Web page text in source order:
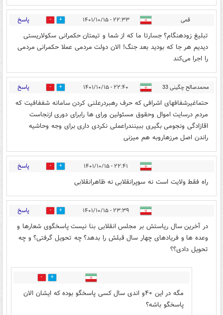
قمی ۲۲:۳۳ - ۱۴۰۱/۱۰/۱۵ 19 پاسخ
تبلیغ زودهنگام؟ جسارتا ما که از شما و تیمتان حکمرانی سکولاریستی
دیدیم هر جا که بودید بعد جنگ‌! الان دولت مردمی عملا حکمرانی مردمی
را اجرا می‌کند
محمدصالح چگینی 33 ۲۲:۴۰ - ۱۴۰۱/۱۰/۱۵ 8 پاسخ
حتماغیرشفافهای اشرافی که حرف رهبردرعلنی کردن سامانه شففافیت که
مردم درسایت اموال وحقوق مسئولین ورای ها رابرای دوری ازنجاست
اقازادگی ونجومی بگیری ببینندراعملی نکردی داری برای وجه وحاشیه
راندن اصل مرزهاروبه هم میزنی
۲۲:۴۱ - ۱۴۰۱/۱۰/۱۵ 5 پاسخ
راه فقط ولایت است نه سوپرانقلابی نه ظاهرانقلابی
۲۳:۳۹ - ۱۴۰۱/۱۰/۱۵ 21 پاسخ
در آخرین سال ریاستش بر مجلس انقلابی بنا نیست پاسخگوی شعارها و
وعده ها و فریادهای چهار سال قبلش را بدهد؟ چه تحویل گرفتی؟ و چه
تحویل دادی؟؟
6
مگه در این ۴۰و اندی سال کسی پاسخگو بوده که ایشان الان
پاسخگو باشه؟